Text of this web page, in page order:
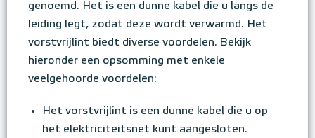
genoemd. Het is een dunne kabel die u langs de
leiding legt, zodat deze wordt verwarmd. Het
vorstvrijlint biedt diverse voordelen. Bekijk
hieronder een opsomming met enkele
veelgehoorde voordelen:
Het vorstvrijlint is een dunne kabel die u op
het elektriciteitsnet kunt aangesloten.